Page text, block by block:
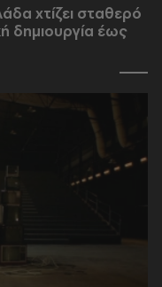
χτίζει σταθερό
δημιουργία έως